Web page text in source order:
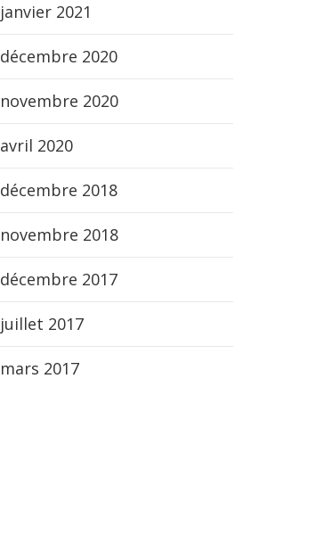
janvier 2021
décembre 2020
novembre 2020
avril 2020
décembre 2018
novembre 2018
décembre 2017
juillet 2017
mars 2017